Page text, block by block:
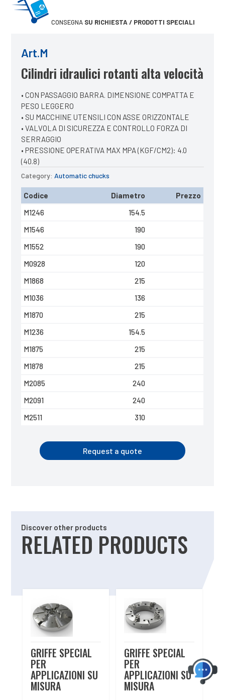
CONSEGNA SU RICHIESTA / PRODOTTI SPECIALI
Art.M
Cilindri idraulici rotanti alta velocità
• CON PASSAGGIO BARRA. DIMENSIONE COMPATTA E
PESO LEGGERO
• SU MACCHINE UTENSILI CON ASSE ORIZZONTALE
• VALVOLA DI SICUREZZA E CONTROLLO FORZA DI
SERRAGGIO
• PRESSIONE OPERATIVA MAX MPA (KGF/CM2): 4.0
(40.8)
Category: Automatic chucks
Codice Diametro
Prezzo
M1246
154.5
M1546
190
M1552
190
M0928
120
M1868
215
M1036
136
M1870
215
M1236
154.5
M1875
215
M1878
215
M2085
240
M2091
240
M2511
310
Request a quote
Discover other products
RELATED PRODUCTS
GRIFFE SPECIAL
PER
APPLICAZIONI SU
MISURA
GRIFFE SPECIAL
PER
APPLICAZIONI SU
MISURA